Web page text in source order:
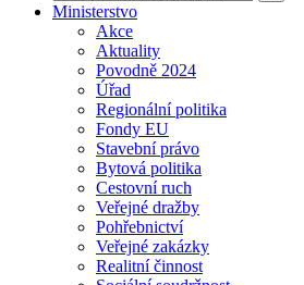
Ministerstvo
Akce
Aktuality
Povodně 2024
Úřad
Regionální politika
Fondy EU
Stavební právo
Bytová politika
Cestovní ruch
Veřejné dražby
Pohřebnictví
Veřejné zakázky
Realitní činnost